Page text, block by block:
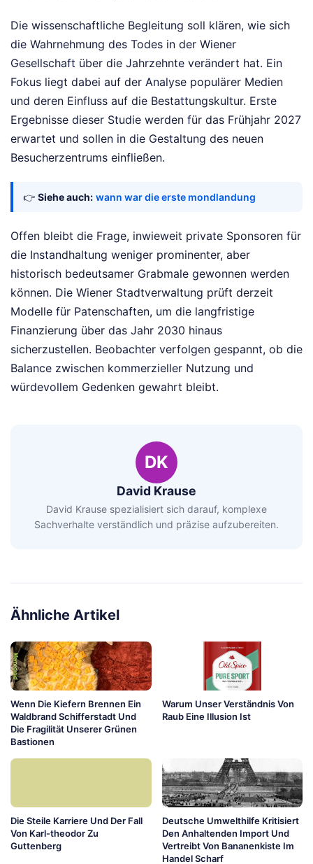
Die wissenschaftliche Begleitung soll klären, wie sich
die Wahrnehmung des Todes in der Wiener
Gesellschaft über die Jahrzehnte verändert hat. Ein
Fokus liegt dabei auf der Analyse populärer Medien
und deren Einfluss auf die Bestattungskultur. Erste
Ergebnisse dieser Studie werden für das Frühjahr 2027
erwartet und sollen in die Gestaltung des neuen
Besucherzentrums einfließen.
👉 Siehe auch: wann war die erste mondlandung
Offen bleibt die Frage, inwieweit private Sponsoren für
die Instandhaltung weniger prominenter, aber
historisch bedeutsamer Grabmale gewonnen werden
können. Die Wiener Stadtverwaltung prüft derzeit
Modelle für Patenschaften, um die langfristige
Finanzierung über das Jahr 2030 hinaus
sicherzustellen. Beobachter verfolgen gespannt, ob die
Balance zwischen kommerzieller Nutzung und
würdevollem Gedenken gewahrt bleibt.
DK
David Krause
David Krause spezialisiert sich darauf, komplexe
Sachverhalte verständlich und präzise aufzubereiten.
Ähnliche Artikel
Wenn Die Kiefern Brennen Ein
Waldbrand Schifferstadt Und
Die Fragilität Unserer Grünen
Bastionen
Warum Unser Verständnis Von
Raub Eine Illusion Ist
Die Steile Karriere Und Der Fall
Von Karl-theodor Zu
Guttenberg
Deutsche Umwelthilfe Kritisiert
Den Anhaltenden Import Und
Vertreibt Von Bananenkiste Im
Handel Scharf